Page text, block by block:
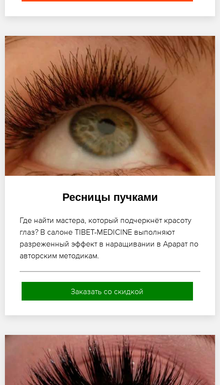
Ресницы пучками
Где найти мастера, который подчеркнёт красоту
глаз? В салоне TIBET-MEDICINE выполняют
разреженный эффект в наращивании в Арарат по
авторским методикам.
Заказать со скидкой